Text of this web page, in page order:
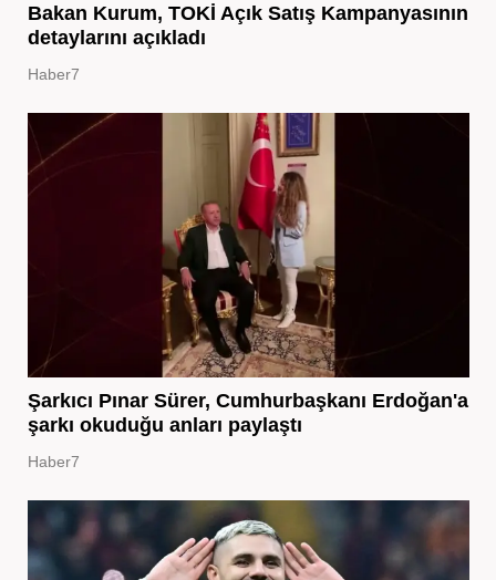
Bakan Kurum, TOKİ Açık Satış Kampanyasının
detaylarını açıkladı
Haber7
Şarkıcı Pınar Sürer, Cumhurbaşkanı Erdoğan'a
şarkı okuduğu anları paylaştı
Haber7